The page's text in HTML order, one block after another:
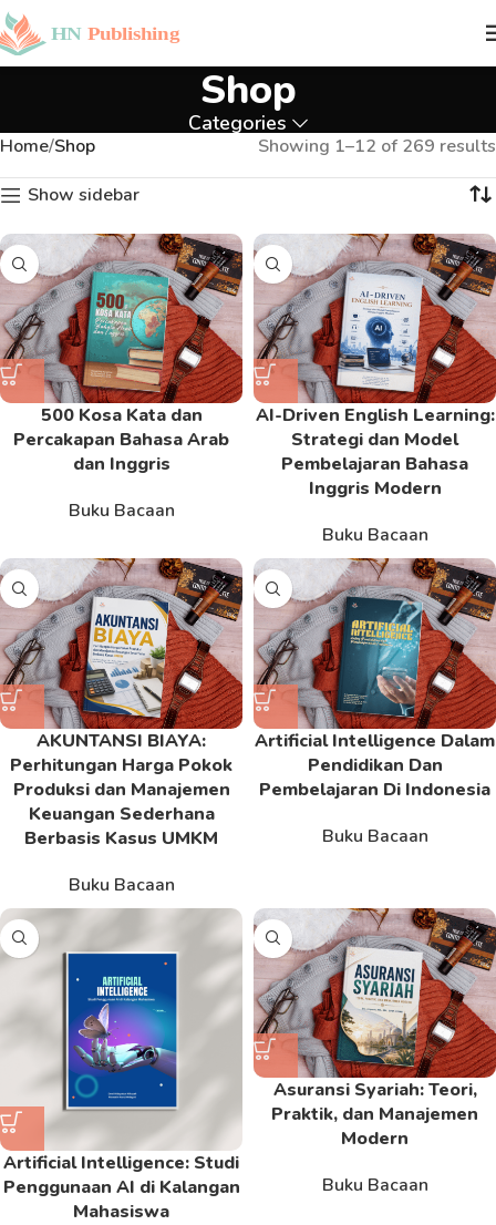
Shop
Categories
Home Shop
Showing 1–12 of 269 results
Show sidebar
500 Kosa Kata dan
Percakapan Bahasa Arab
dan Inggris
Buku Bacaan
AI-Driven English Learning:
Strategi dan Model
Pembelajaran Bahasa
Inggris Modern
Buku Bacaan
AKUNTANSI BIAYA:
Perhitungan Harga Pokok
Produksi dan Manajemen
Keuangan Sederhana
Berbasis Kasus UMKM
Buku Bacaan
Artificial Intelligence Dalam
Pendidikan Dan
Pembelajaran Di Indonesia
Buku Bacaan
Artificial Intelligence: Studi
Penggunaan AI di Kalangan
Mahasiswa
Asuransi Syariah: Teori,
Praktik, dan Manajemen
Modern
Buku Bacaan